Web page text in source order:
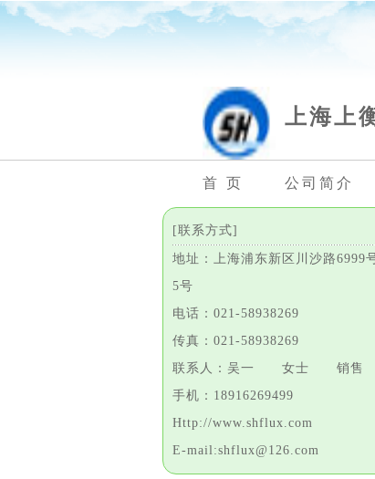
上海上
首 页 公司简介
[联系方式]
地址：上海浦东新区川沙路6999
5号
电话：021-58938269
传真：021-58938269
联系人：吴一 女士 销售
手机：18916269499
Http://www.shflux.com
E-mail:shflux@126.com